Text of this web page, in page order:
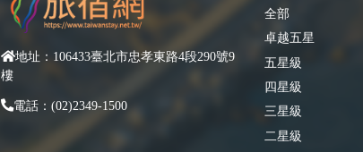
地址：106433臺北市忠孝東路4段290號9
樓
電話：(02)2349-1500
全部
卓越五星
五星級
四星級
三星級
二星級